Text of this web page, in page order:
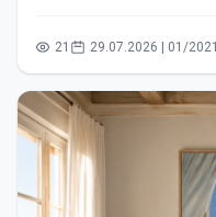
21 29.07.2026 | 01/2021